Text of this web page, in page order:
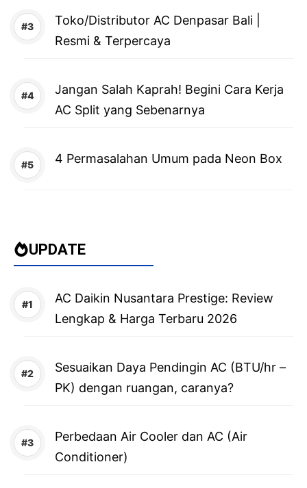
Toko/Distributor AC Denpasar Bali |
Resmi & Terpercaya
Jangan Salah Kaprah! Begini Cara Kerja
AC Split yang Sebenarnya
4 Permasalahan Umum pada Neon Box
UPDATE
AC Daikin Nusantara Prestige: Review
Lengkap & Harga Terbaru 2026
Sesuaikan Daya Pendingin AC (BTU/hr –
PK) dengan ruangan, caranya?
Perbedaan Air Cooler dan AC (Air
Conditioner)